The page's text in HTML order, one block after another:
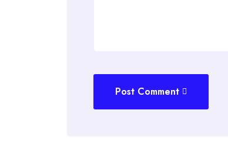
Post Comment